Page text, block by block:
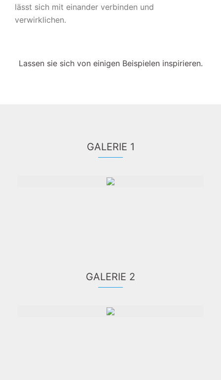
lässt sich mit einander verbinden und
verwirklichen.
Lassen sie sich von einigen Beispielen inspirieren.
GALERIE 1
GALERIE 2